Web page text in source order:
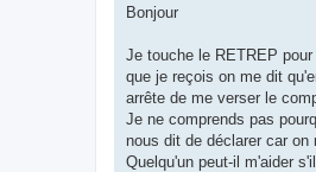
s
g
n
o
l
u
Bonjour
Je touche le RETREP
que je reçois on me dit
arrête de me verser le
Je ne comprends pas
nous dit de déclarer car on
Quelqu'un peut-il m'aider